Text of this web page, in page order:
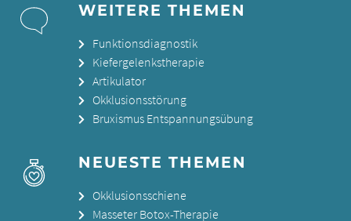
WEITERE THEMEN
Funktionsdiagnostik
Kiefergelenkstherapie
Artikulator
Okklusionsstörung
Bruxismus Entspannungsübung
NEUESTE THEMEN
Okklusionsschiene
Masseter Botox-Therapie